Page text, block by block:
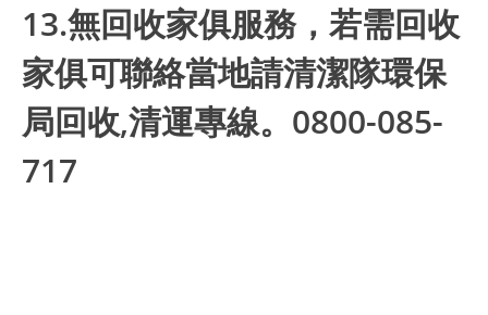
13.無回收家俱服務，若需回收
家俱可聯絡當地請清潔隊環保
局回收,清運專線。0800-085-
717